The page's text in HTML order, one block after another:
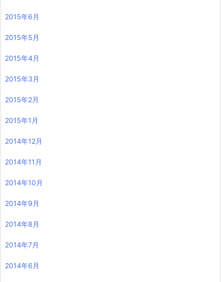
2015年6月
2015年5月
2015年4月
2015年3月
2015年2月
2015年1月
2014年12月
2014年11月
2014年10月
2014年9月
2014年8月
2014年7月
2014年6月